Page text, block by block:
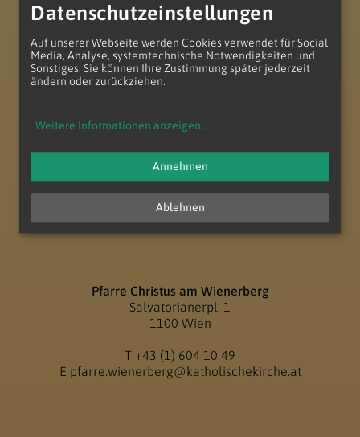
zum Anfang der Seite
Pfarre Christus am Wienerberg
Salvatorianerpl. 1
1100 Wien
T +43 (1) 604 10 49
E pfarre.wienerberg@katholischekirche.at
Datenschutzeinstellungen
Auf unserer Webseite werden Cookies verwendet für Social
Media, Analyse, systemtechnische Notwendigkeiten und
Sonstiges. Sie können Ihre Zustimmung später jederzeit
ändern oder zurückziehen.
Weitere Informationen anzeigen...
Ablehnen
Annehmen